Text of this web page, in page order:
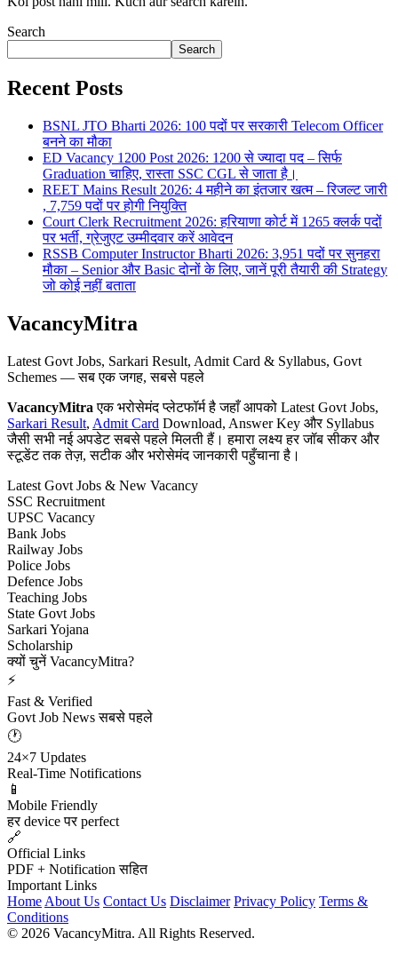
Search
Search
Recent Posts
BSNL JTO Bharti 2026: 100 पदों पर सरकारी Telecom Officer
बनने का मौका
ED Vacancy 1200 Post 2026: 1200 से ज्यादा पद – सिर्फ
Graduation चाहिए, रास्ता SSC CGL से जाता है।
REET Mains Result 2026: 4 महीने का इंतजार खत्म – रिजल्ट जारी
, 7,759 पदों पर होगी नियुक्ति
Court Clerk Recruitment 2026: हरियाणा कोर्ट में 1265 क्लर्क पदों
पर भर्ती, ग्रेजुएट उम्मीदवार करें आवेदन
RSSB Computer Instructor Bharti 2026: 3,951 पदों पर सुनहरा
मौका – Senior और Basic दोनों के लिए, जानें पूरी तैयारी की Strategy
जो कोई नहीं बताता
VacancyMitra
Latest Govt Jobs, Sarkari Result, Admit Card & Syllabus, Govt
Schemes — सब एक जगह, सबसे पहले
VacancyMitra एक भरोसेमंद प्लेटफॉर्म है जहाँ आपको Latest Govt Jobs,
Sarkari Result, Admit Card Download, Answer Key और Syllabus
जैसी सभी नई अपडेट सबसे पहले मिलती हैं। हमारा लक्ष्य हर जॉब सीकर और
स्टूडेंट तक तेज़, सटीक और भरोसेमंद जानकारी पहुँचाना है।
Latest Govt Jobs & New Vacancy
SSC Recruitment
UPSC Vacancy
Bank Jobs
Railway Jobs
Police Jobs
Defence Jobs
Teaching Jobs
State Govt Jobs
Sarkari Yojana
Scholarship
क्यों चुनें VacancyMitra?
⚡
Fast & Verified
Govt Job News सबसे पहले
🕐
24×7 Updates
Real-Time Notifications
📱
Mobile Friendly
हर device पर perfect
🔗
Official Links
PDF + Notification सहित
Important Links
Home About Us Contact Us Disclaimer Privacy Policy Terms &
Conditions
© 2026 VacancyMitra. All Rights Reserved.